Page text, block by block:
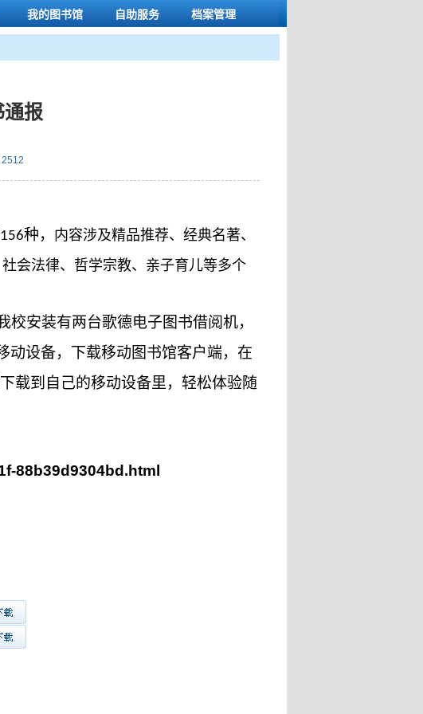
我的图书馆 自助服务 档案管理
通报
2512
156种， 内容涉及精品推荐、经典名著、
会法律、哲学宗教、亲子育儿等多个
安装有两台歌德电子图书借阅机，
动设备，下载移动图书馆客户端，在
载到自己的移动设备里，轻松体验随
88b39d9304bd.html